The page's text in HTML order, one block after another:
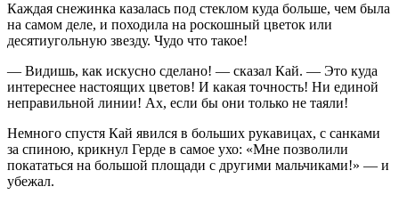
Каждая снежинка казалась под стеклом куда больше, чем была
на самом деле, и походила на роскошный цветок или
десятиугольную звезду. Чудо что такое!
— Видишь, как искусно сделано! — сказал Кай. — Это куда
интереснее настоящих цветов! И какая точность! Ни единой
неправильной линии! Ах, если бы они только не таяли!
Немного спустя Кай явился в больших рукавицах, с санками
за спиною, крикнул Герде в самое ухо: «Мне позволили
покататься на большой площади с другими мальчиками!» — и
убежал.